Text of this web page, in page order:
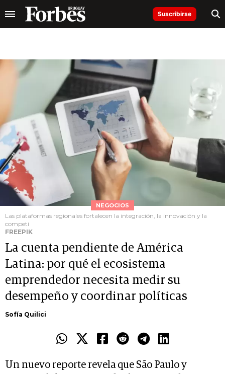
Suscribirse
NEGOCIOS
Las plataformas regionales fortalecen la integración, la innovación y la
competi
FREEPIK
La cuenta pendiente de América
Latina: por qué el ecosistema
emprendedor necesita medir su
desempeño y coordinar políticas
Sofía Quilici
Un nuevo reporte revela que São Paulo y